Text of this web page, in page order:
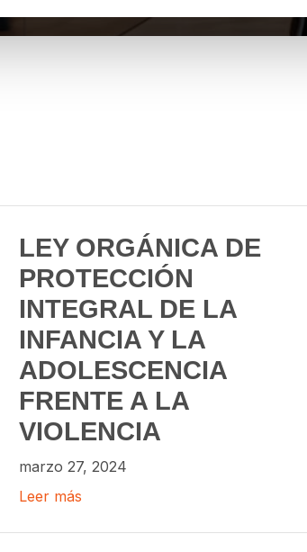
LEY ORGÁNICA DE
PROTECCIÓN
INTEGRAL DE LA
INFANCIA Y LA
ADOLESCENCIA
FRENTE A LA
VIOLENCIA
marzo 27, 2024
Leer más